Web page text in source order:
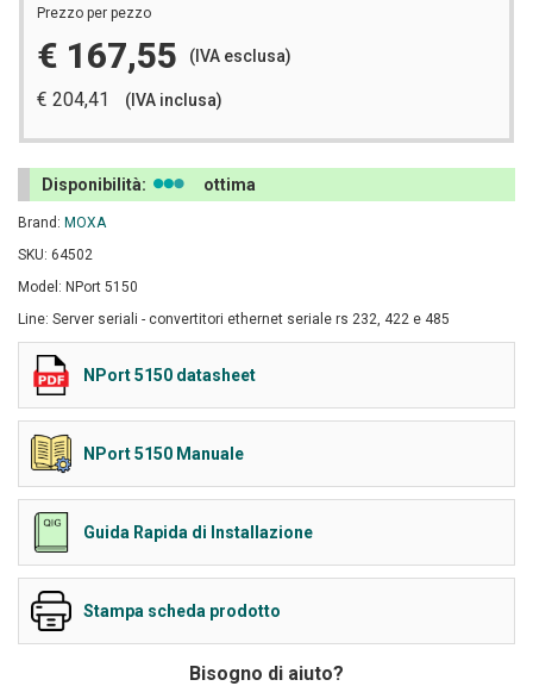
Prezzo per pezzo
€ 167,55 (IVA esclusa)
€ 204,41 (IVA inclusa)
Disponibilità: ottima
Brand: MOXA
SKU: 64502
Model: NPort 5150
Line: Server seriali - convertitori ethernet seriale rs 232, 422 e 485
NPort 5150 datasheet
NPort 5150 Manuale
Guida Rapida di Installazione
Stampa scheda prodotto
Bisogno di aiuto?